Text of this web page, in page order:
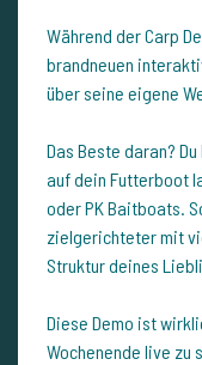
Während der Carp
brandneuen
über seine eigene
Das Beste daran?
auf dein Futterboot
oder PK Baitboats.
zielgerichteter mit
Struktur deines
Diese Demo ist
Wochenende live zu